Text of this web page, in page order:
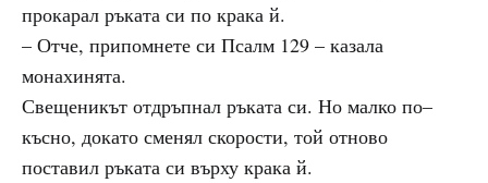
прокарал ръката си по крака й.
– Отче, припомнете си Псалм 129 – казала
монахинята.
Свещеникът отдръпнал ръката си. Но малко по–
късно, докато сменял скорости, той отново
поставил ръката си върху крака й.